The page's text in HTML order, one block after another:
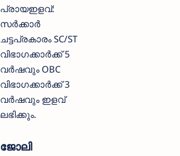
പ്രായഇളവ്:
സർക്കാർ
ചട്ടപ്രകാരം SC/ST
വിഭാഗക്കാർക്ക് 5
വർഷവും OBC
വിഭാഗക്കാർക്ക് 3
വർഷവും ഇളവ്
ലഭിക്കും.
ജോലി